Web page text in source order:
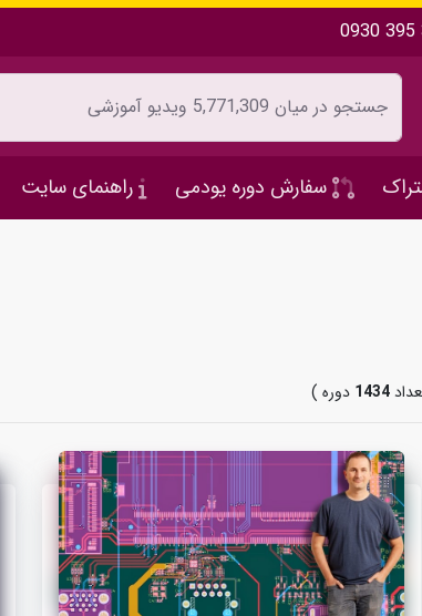
0930 395
سفارش دوره یودمی راهنمای سایت
1434 دوره )